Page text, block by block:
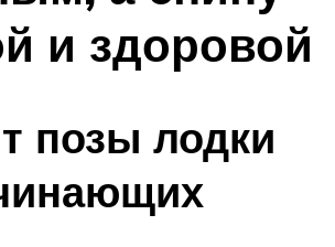
и здоровой
позы лодки